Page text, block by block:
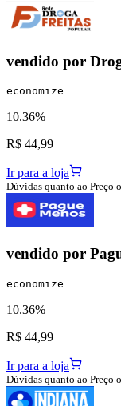
vendido por
economize
10.36%
R$ 44,99
Ir para a loja
Dúvidas quanto ao Preço
vendido por
economize
10.36%
R$ 44,99
Ir para a loja
Dúvidas quanto ao Preço